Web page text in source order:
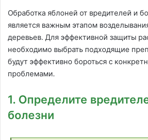
Обработка яблоней от вредителей и
является важным этапом
деревьев. Для эффективной защиты
необходимо выбрать подходящие
будут эффективно бороться с
проблемами.
1. Определите
болезни